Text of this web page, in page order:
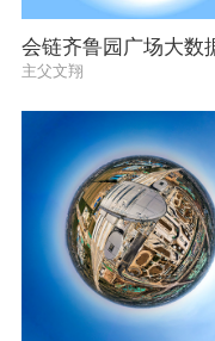
主父文翔